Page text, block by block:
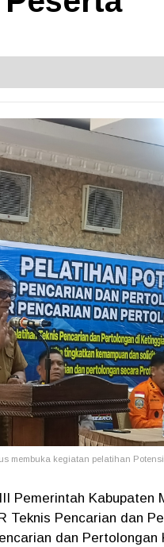
membuka kegiatan pelatihan
III Pemerintah
Teknis Pencarian dan
dan Pertolongan